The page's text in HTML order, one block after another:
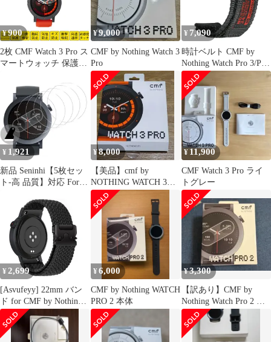
¥900
2枚 CMF Watch 3 Pro ス
マートウォッチ 保護フ
グ フルカバー 衝撃吸収
自動吸着 指紋防止 液晶
画面保護シール スクリ
ーンプロテクター 2.5D
ラウンドエッジ加工 貼
り付け簡単 貼り直し可
能
¥9,000
CMF by Nothing Watch 3
Pro
¥ 7,090
時計ベルト CMF by
Nothing Watch Pro 3/Pro
2/Pro，Suunto Race
S/Vertical，Amazfit
Active MAX/Bip 6/Bip
5/Balance
2/Balance/Cheeta
ca8f7724
¥ 1,921
新品 Seninhi【5枚セッ
ト-高 品質】対応 For
2 ガラスフィルム 保護
フィルム 画面保護シー
ト 液晶シール カバー
液晶保護 ソフト 【 9H
硬度 耐衝撃 超薄 気泡
ゼロ 高感度 撥油性 指
紋防止 超耐久
¥8,000
【美品】cmf by
NOTHING WATCH 3
PRO オレンジ
¥ 11,900
CMF Watch 3 Pro ライ
トグレー
¥ 2,699
[Asvufeyy] 22mm バン
ド for CMF by Nothing
Watch 3 Pro (2025)/Pro
2/Pro 用編み込み 伸縮
ベルト 交換バンド 調整
¥6,000
CMF by Nothing WATCH
PRO 2 本体
¥3,300
【訳あり】CMF by
Nothing Watch Pro 2 本
体